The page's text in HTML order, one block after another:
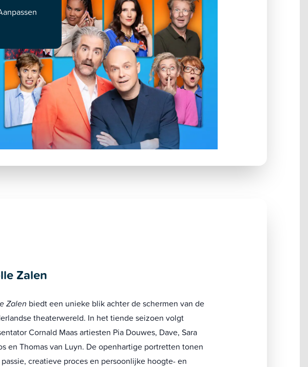
Zalen
Zalen biedt een unieke blik achter de schermen van de
theaterwereld. In het tiende seizoen volgt
Cornald Maas artiesten Pia Douwes, Dave, Sara
en Thomas van Luyn. De openhartige portretten tonen
creatieve proces en persoonlijke hoogte- en